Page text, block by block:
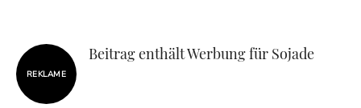
REKLAME
Beitrag enthält Werbung für Sojade